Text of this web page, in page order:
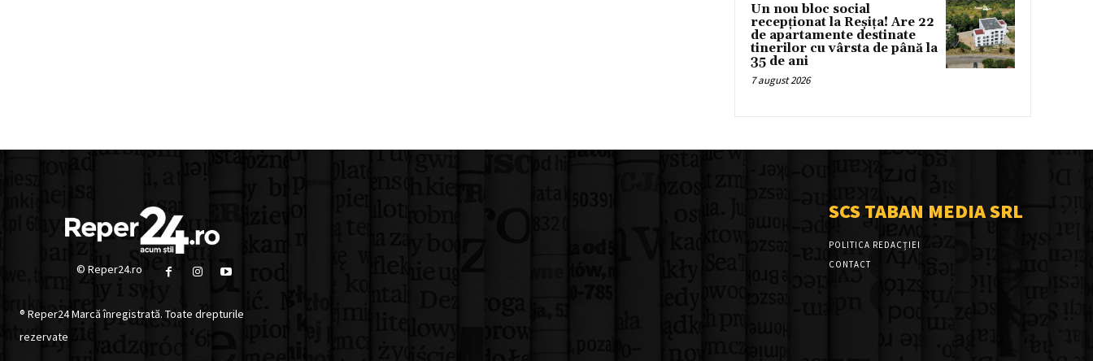
Un nou bloc social
recepționat la Reșița! Are 22
de apartamente destinate
tinerilor cu vârsta de până la
35 de ani
7 august 2026
© Reper24.ro
® Reper24 Marcă înregistrată. Toate drepturile
rezervate
SCS TABAN MEDIA SRL
POLITICA REDACȚIEI
CONTACT